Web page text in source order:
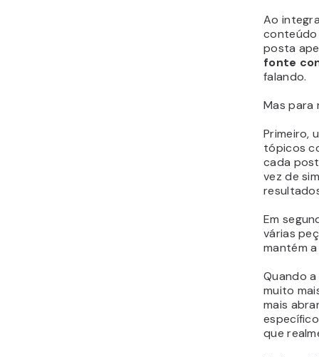
Ao
conteúdo
posta
fonte
falando.
Mas para
Primeiro,
tópicos
cada
vez de
Em
várias
mantém
Quando
muito
mais
que